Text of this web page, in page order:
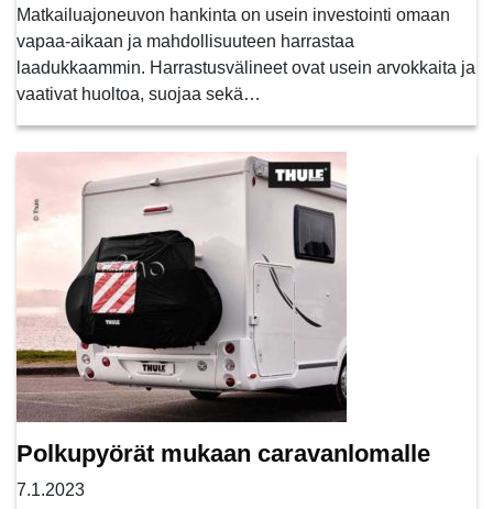
Matkailuajoneuvon hankinta on usein investointi omaan
vapaa-aikaan ja mahdollisuuteen harrastaa
laadukkaammin. Harrastusvälineet ovat usein arvokkaita ja
vaativat huoltoa, suojaa sekä…
Polkupyörät mukaan caravanlomalle
7.1.2023